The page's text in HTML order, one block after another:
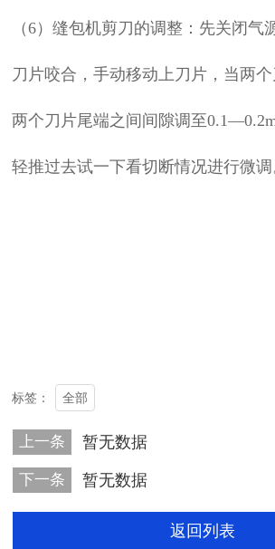
（6）缝包机剪刀的调整：先关闭气
刀片咬合，手动移动上刀片，当两
两个刀片尾端之间间隙调至
轻推过去试一下看切断情况进行微调
标签： 全部
上一条 暂无数据
下一条 暂无数据
返回列表